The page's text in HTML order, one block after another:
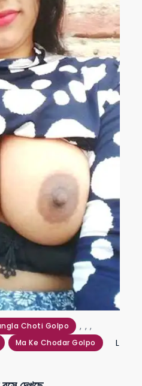
,
Choti Golpo ,,
Ma Ke Chodar Golpo
L